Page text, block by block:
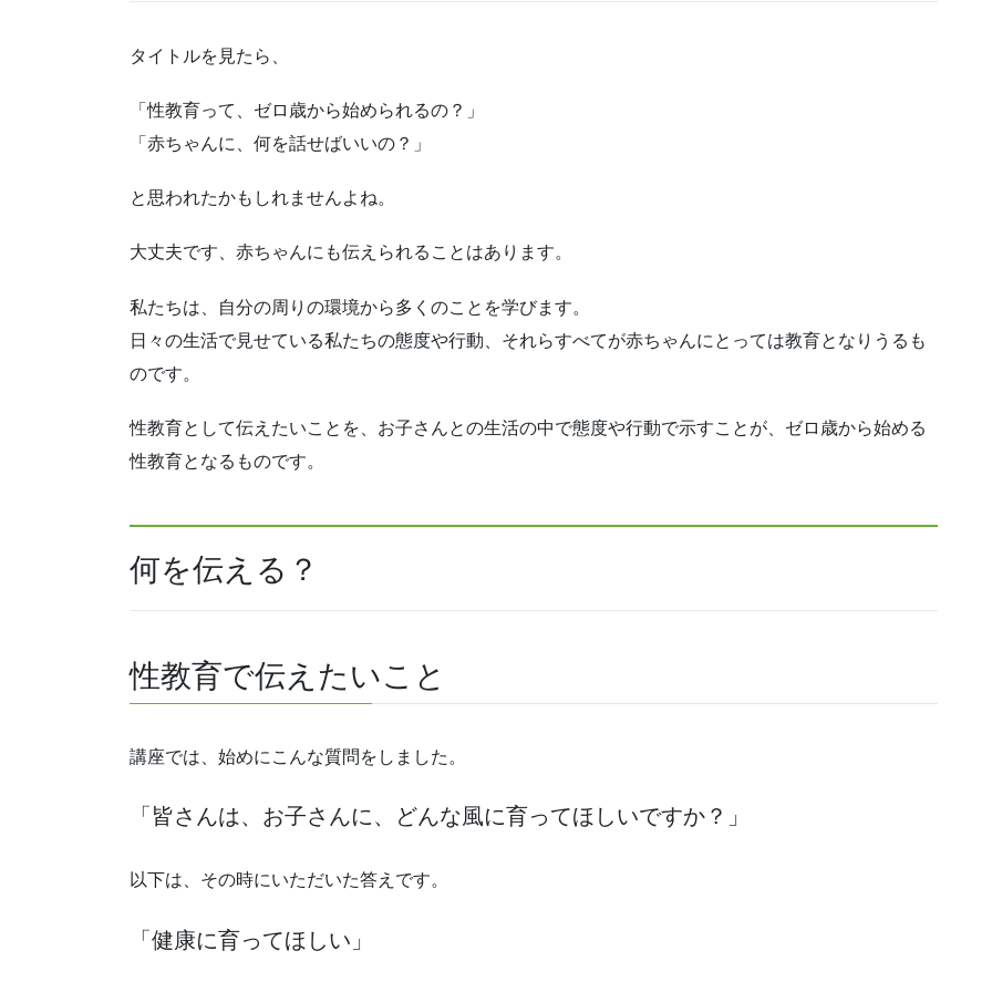
タイトルを見たら、
「性教育って、ゼロ歳から始められるの？」
「赤ちゃんに、何を話せばいいの？」
と思われたかもしれませんよね。
大丈夫です、赤ちゃんにも伝えられることはあります。
私たちは、自分の周りの環境から多くのことを学びます。
日々の生活で見せている私たちの態度や行動、それらすべてが赤ちゃんにとっては教育となりうるも
のです。
性教育として伝えたいことを、お子さんとの生活の中で態度や行動で示すことが、ゼロ歳から始める
性教育となるものです。
何を伝える？
性教育で伝えたいこと
講座では、始めにこんな質問をしました。
「皆さんは、お子さんに、どんな風に育ってほしいですか？」
以下は、その時にいただいた答えです。
「健康に育ってほしい」